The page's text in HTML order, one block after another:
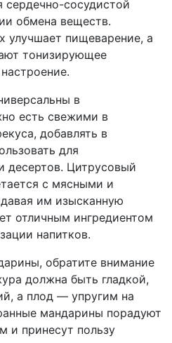
сосудистой
обмена веществ.
улучшает пищеварение, а
тонизирующее
в
есть свежими в
добавлять в
для
десертов. Цитрусовый
с мясными и
им изысканную
отличным ингредиентом
напитков.
обратите внимание
должна быть гладкой,
а плод — упругим на
мандарины порадуют
и принесут пользу